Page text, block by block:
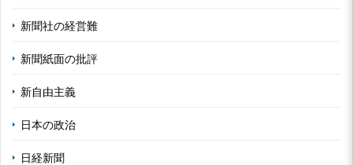
新聞社の経営難
新聞紙面の批評
新自由主義
日本の政治
日経新聞